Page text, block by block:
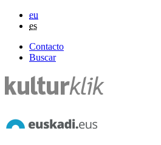
eu
es
Contacto
Buscar